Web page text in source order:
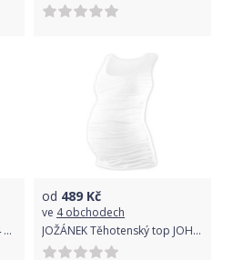
Gregx Těhotenské legíny 3/4 délka - červená
od 489 Kč
ve 4 obchodech
JOŽÁNEK Těhotenský top JOHANKA - bílá